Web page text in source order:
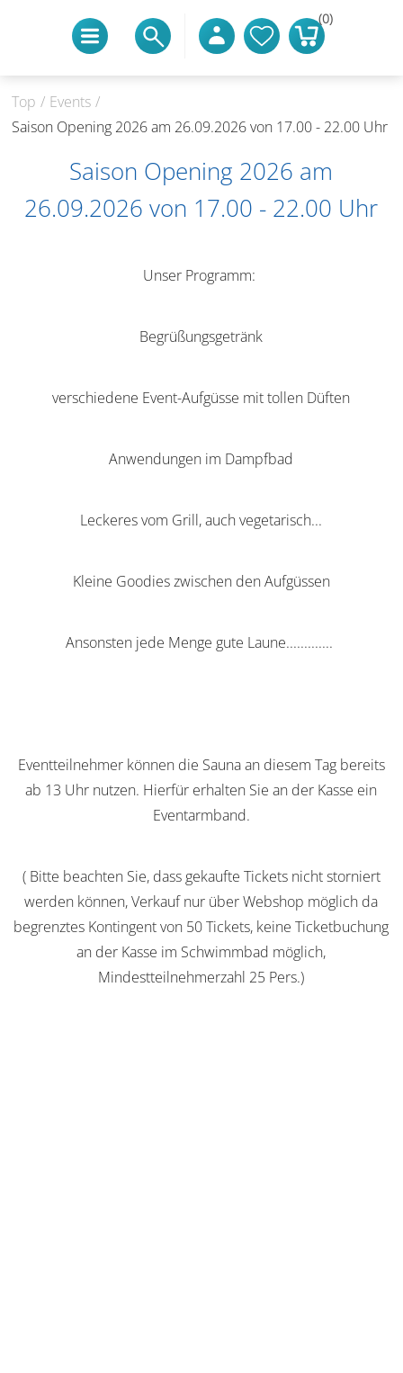
(0)
Top / Events /
Saison Opening 2026 am 26.09.2026 von 17.00 - 22.00 Uhr
Saison Opening 2026 am
26.09.2026 von 17.00 - 22.00 Uhr
Unser Programm:
Begrüßungsgetränk
verschiedene Event-Aufgüsse mit tollen Düften
Anwendungen im Dampfbad
Leckeres vom Grill, auch vegetarisch...
Kleine Goodies zwischen den Aufgüssen
Ansonsten jede Menge gute Laune.............
Eventteilnehmer können die Sauna an diesem Tag bereits
ab 13 Uhr nutzen. Hierfür erhalten Sie an der Kasse ein
Eventarmband.
( Bitte beachten Sie, dass gekaufte Tickets nicht storniert
werden können, Verkauf nur über Webshop möglich da
begrenztes Kontingent von 50 Tickets, keine Ticketbuchung
an der Kasse im Schwimmbad möglich,
Mindestteilnehmerzahl 25 Pers.)